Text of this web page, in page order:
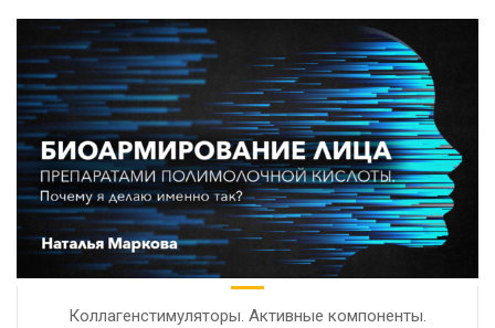
Коллагенстимуляторы. Активные компоненты.